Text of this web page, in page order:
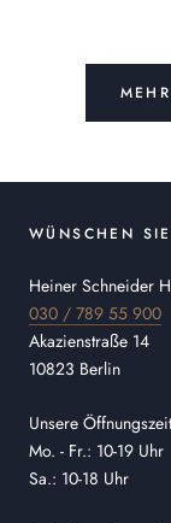
WÜNSCHEN
Heiner Schneider
030 / 789 55 900
Akazienstraße 14
10823 Berlin
Unsere
Mo. - Fr.: 10-19 Uhr
Sa.: 10-18 Uhr